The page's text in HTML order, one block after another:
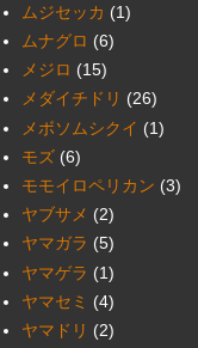
ムジセッカ (1)
ムナグロ (6)
メジロ (15)
メダイチドリ (26)
メボソムシクイ (1)
モズ (6)
モモイロペリカン (3)
ヤブサメ (2)
ヤマガラ (5)
ヤマゲラ (1)
ヤマセミ (4)
ヤマドリ (2)